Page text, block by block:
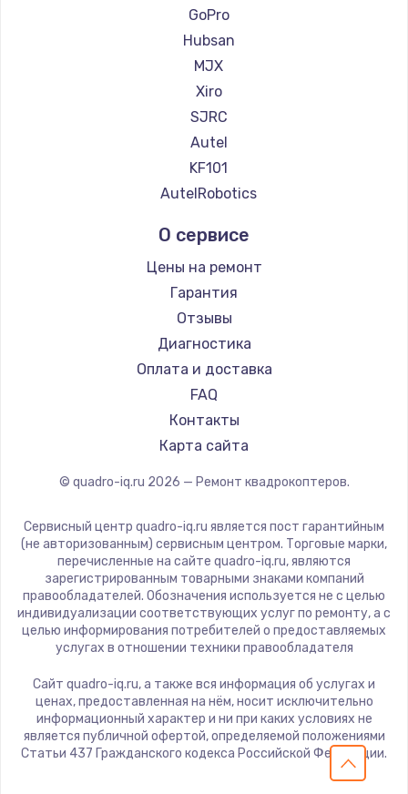
GoPro
Hubsan
MJX
Xiro
SJRC
Autel
KF101
AutelRobotics
О сервисе
Цены на ремонт
Гарантия
Отзывы
Диагностика
Оплата и доставка
FAQ
Контакты
Карта сайта
© quadro-iq.ru 2026 — Ремонт квадрокоптеров.
Сервисный центр quadro-iq.ru является пост гарантийным
(не авторизованным) сервисным центром. Торговые марки,
перечисленные на сайте quadro-iq.ru, являются
зарегистрированным товарными знаками компаний
правообладателей. Обозначения используется не с целью
индивидуализации соответствующих услуг по ремонту, а с
целью информирования потребителей о предоставляемых
услугах в отношении техники правообладателя
Сайт quadro-iq.ru, а также вся информация об услугах и
ценах, предоставленная на нём, носит исключительно
информационный характер и ни при каких условиях не
является публичной офертой, определяемой положениями
Статьи 437 Гражданского кодекса Российской Федерации.